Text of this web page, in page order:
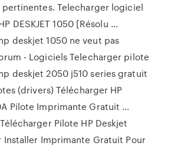
Telecharger logiciel
DESKJET 1050 [Résolu ...
deskjet 1050 ne veut pas
- Logiciels Telecharger pilote
deskjet 2050 j510 series gratuit
(drivers) Télécharger HP
Pilote Imprimante Gratuit ...
Pilote HP Deskjet
Installer Imprimante Gratuit Pour